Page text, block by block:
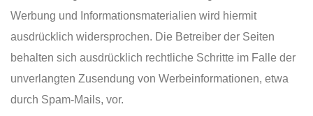
Werbung und Informationsmaterialien wird hiermit
ausdrücklich widersprochen. Die Betreiber der Seiten
behalten sich ausdrücklich rechtliche Schritte im Falle der
unverlangten Zusendung von Werbeinformationen, etwa
durch Spam-Mails, vor.